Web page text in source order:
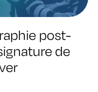
post-
de